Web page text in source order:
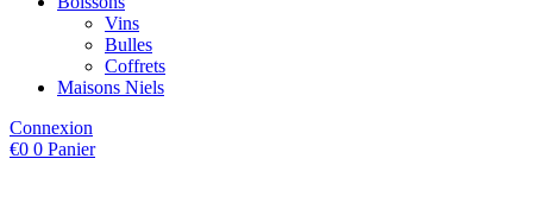
Vins
Bulles
Coffrets
Maisons Niels
Connexion
€0 0 Panier